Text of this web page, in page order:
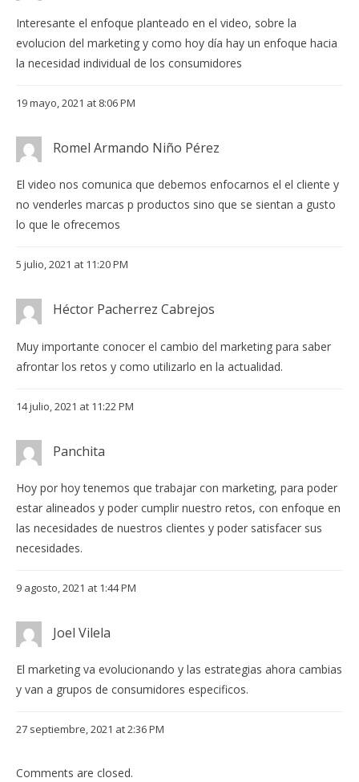
Interesante el enfoque planteado en el video, sobre la
evolucion del marketing y como hoy día hay un enfoque hacia
la necesidad individual de los consumidores
19 mayo, 2021 at 8:06 PM
Romel Armando Niño Pérez
El video nos comunica que debemos enfocarnos el el cliente y
no venderles marcas p productos sino que se sientan a gusto
lo que le ofrecemos
5 julio, 2021 at 11:20 PM
Héctor Pacherrez Cabrejos
Muy importante conocer el cambio del marketing para saber
afrontar los retos y como utilizarlo en la actualidad.
14 julio, 2021 at 11:22 PM
Panchita
Hoy por hoy tenemos que trabajar con marketing, para poder
estar alineados y poder cumplir nuestro retos, con enfoque en
las necesidades de nuestros clientes y poder satisfacer sus
necesidades.
9 agosto, 2021 at 1:44 PM
Joel Vilela
El marketing va evolucionando y las estrategias ahora cambias
y van a grupos de consumidores especificos.
27 septiembre, 2021 at 2:36 PM
Comments are closed.